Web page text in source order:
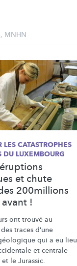
, MNHN
LES CATASTROPHES
DU LUXEMBOURG
et chute
200millions
avant !
ont trouvé au
traces d’une
qui a eu lieu
et centrale
le Jurassic.